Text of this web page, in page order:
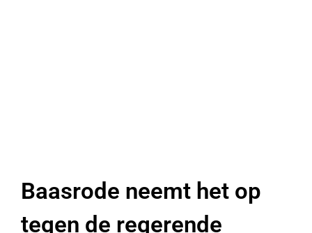
Baasrode neemt het op
tegen de regerende